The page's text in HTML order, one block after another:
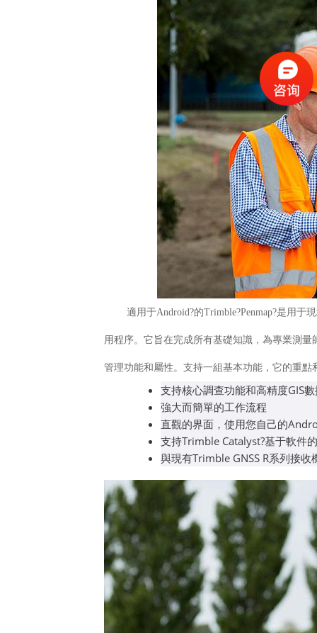
適用于Android?的Trimble?Penmap?是用于
用程序。它旨在完成所有基礎知識，為專業測
管理功能和屬性。支持一組基本功能，它的重
支持核心調查功能和高精度GIS
強大而簡單的工作流程
直觀的界面，使用您自己的
支持Trimble Catalyst?基于軟件
與現有Trimble GNSS R系列接收